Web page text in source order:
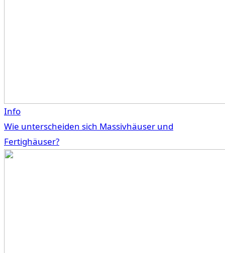
Info
Wie unterscheiden sich Massivhäuser und
Fertighäuser?